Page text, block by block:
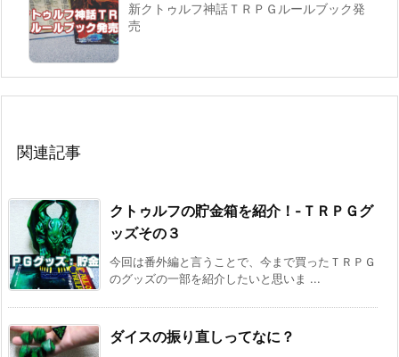
新クトゥルフ神話ＴＲＰＧルールブック発
売
関連記事
クトゥルフの貯金箱を紹介！-ＴＲＰＧグ
ッズその３
今回は番外編と言うことで、今まで買ったＴＲＰＧ
のグッズの一部を紹介したいと思いま ...
ダイスの振り直しってなに？